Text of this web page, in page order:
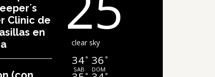
Clinic de
en
clear sky
34°
SAB
36 °
DOM
° °